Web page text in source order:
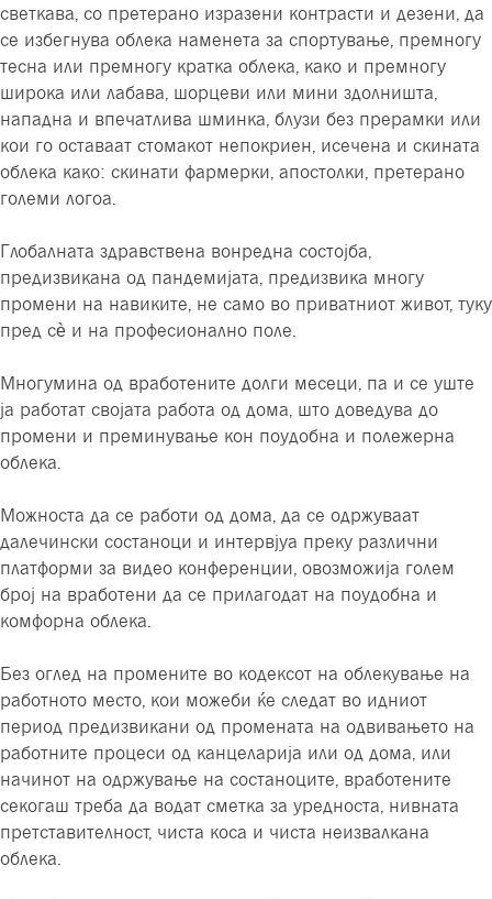
светкава, со претерано изразени контрасти и дезени, да
се избегнува облека наменета за спортување, премногу
тесна или премногу кратка облека, како и премногу
широка или лабава, шорцеви или мини здолништа,
нападна и впечатлива шминка, блузи без прерамки или
кои го оставаат стомакот непокриен, исечена и скината
облека како: скинати фармерки, апостолки, претерано
големи логоа.
Глобалната здравствена вонредна состојба,
предизвикана од пандемијата, предизвика многу
промени на навиките, не само во приватниот живот, туку
пред сè и на професионално поле.
Многумина од вработените долги месеци, па и се уште
ја работат својата работа од дома, што доведува до
промени и преминување кон поудобна и полежерна
облека.
Можноста да се работи од дома, да се одржуваат
далечински состаноци и интервјуа преку различни
платформи за видео конференции, овозможија голем
број на вработени да се прилагодат на поудобна и
комфорна облека.
Без оглед на промените во кодексот на облекување на
работното место, кои можеби ќе следат во идниот
период предизвикани од промената на одвивањето на
работните процеси од канцеларија или од дома, или
начинот на одржување на состаноците, вработените
секогаш треба да водат сметка за уредноста, нивната
претставителност, чиста коса и чиста неизвалкана
облека.